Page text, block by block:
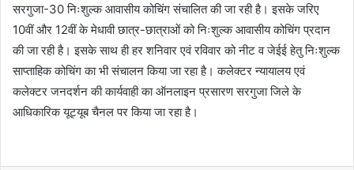
सरगुजा-30 निःशुल्क आवासीय कोचिंग संचालित की जा रही है। इसके जरिए
10वीं और 12वीं के मेधावी छात्र-छात्राओं को निःशुल्क आवासीय कोचिंग प्रदान
की जा रही है। इसके साथ ही हर शनिवार एवं रविवार को नीट व जेईई हेतु निःशुल्क
साप्ताहिक कोचिंग का भी संचालन किया जा रहा है। कलेक्टर न्यायालय एवं
कलेक्टर जनदर्शन की कार्यवाही का ऑनलाइन प्रसारण सरगुजा जिले के
आधिकारिक यूट्यूब चैनल पर किया जा रहा है।